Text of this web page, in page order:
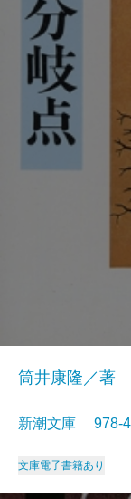
筒井康隆／著
新潮文庫 978-
文庫電子書籍あり